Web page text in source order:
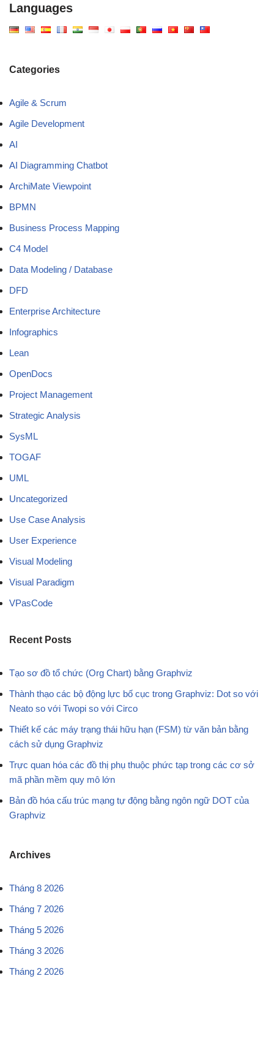
Languages
Categories
Agile & Scrum
Agile Development
AI
AI Diagramming Chatbot
ArchiMate Viewpoint
BPMN
Business Process Mapping
C4 Model
Data Modeling / Database
DFD
Enterprise Architecture
Infographics
Lean
OpenDocs
Project Management
Strategic Analysis
SysML
TOGAF
UML
Uncategorized
Use Case Analysis
User Experience
Visual Modeling
Visual Paradigm
VPasCode
Recent Posts
Tạo sơ đồ tổ chức (Org Chart) bằng Graphviz
Thành thạo các bộ động lực bố cục trong Graphviz: Dot so với
Neato so với Twopi so với Circo
Thiết kế các máy trạng thái hữu hạn (FSM) từ văn bản bằng
cách sử dụng Graphviz
Trực quan hóa các đồ thị phụ thuộc phức tạp trong các cơ sở
mã phần mềm quy mô lớn
Bản đồ hóa cấu trúc mạng tự động bằng ngôn ngữ DOT của
Graphviz
Archives
Tháng 8 2026
Tháng 7 2026
Tháng 5 2026
Tháng 3 2026
Tháng 2 2026